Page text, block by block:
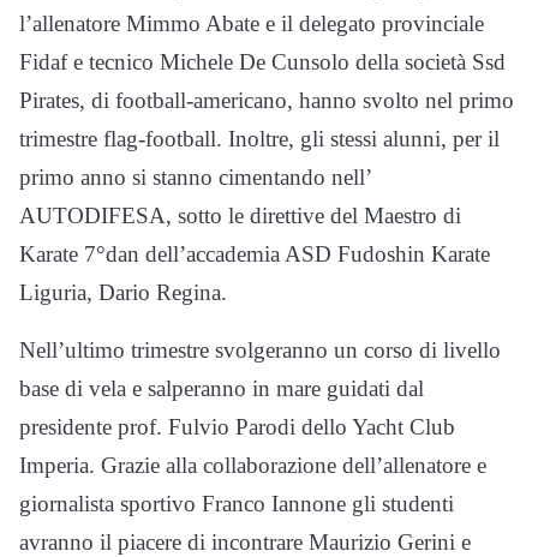
l’allenatore Mimmo Abate e il delegato provinciale
Fidaf e tecnico Michele De Cunsolo della società Ssd
Pirates, di football-americano, hanno svolto nel primo
trimestre flag-football. Inoltre, gli stessi alunni, per il
primo anno si stanno cimentando nell’
AUTODIFESA, sotto le direttive del Maestro di
Karate 7°dan dell’accademia ASD Fudoshin Karate
Liguria, Dario Regina.
Nell’ultimo trimestre svolgeranno un corso di livello
base di vela e salperanno in mare guidati dal
presidente prof. Fulvio Parodi dello Yacht Club
Imperia. Grazie alla collaborazione dell’allenatore e
giornalista sportivo Franco Iannone gli studenti
avranno il piacere di incontrare Maurizio Gerini e